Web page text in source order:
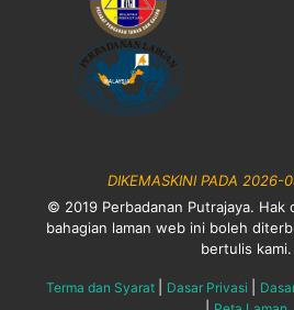
DIKEMASKINI PADA 2026-
© 2019 Perbadanan Putrajaya. Hak
bahagian laman web ini boleh
bertulis kami.
Terma dan Syarat Dasar Privasi